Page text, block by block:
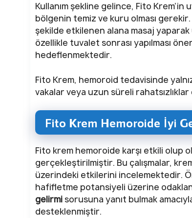
Kullanım şekline gelince, Fito
bölgenin temiz ve kuru olması
şekilde etkilenen alana masaj yaparak
özellikle tuvalet sonrası yapılması
hedeflenmektedir.
Fito Krem, hemoroid tedavisinde
vakalar veya uzun süreli rahatsızlıklar
Fito Krem Hemoroide İyi
Fito krem hemoroide karşı etkili olup
gerçekleştirilmiştir. Bu çalışmalar,
üzerindeki etkilerini incelemektedir.
hafifletme potansiyeli üzerine
gelirmi sorusuna yanıt bulmak
desteklenmiştir.